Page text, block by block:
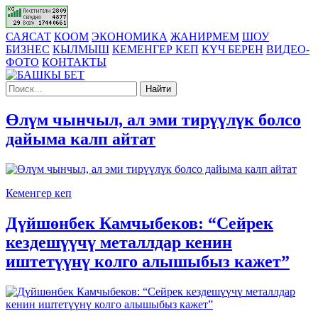
САЯСАТ КООМ ЭКОНОМИКА ЖАНИРМЕМ ШОУ
БИЗНЕС КЫЛМЫШ КЕМЕНГЕР КЕП КҮЧ БЕРЕН ВИДЕО-
ФОТО КОНТАКТЫ
Найти
Өлүм чынчыл, ал эми тирүүлүк болсо
дайыма калп айтат
Кеменгер кеп
Дүйшөнбек Камчыбеков: “Сейрек
кездешүүчү металлдар кенин
иштетүүнү колго алышыбыз кажет”